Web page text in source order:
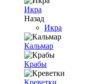
Икра
Назад
Икра
Кальмар
Крабы
Креветки